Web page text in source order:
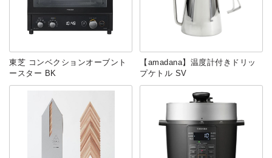
東芝 コンベクションオーブント
ースター BK
【amadana】温度計付きドリッ
プケトル SV